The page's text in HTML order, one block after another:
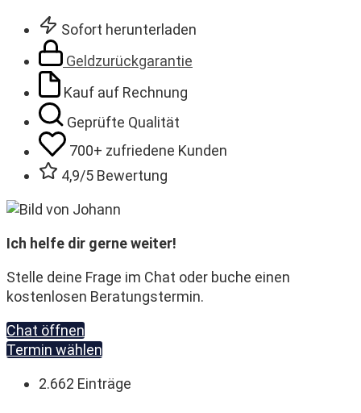
Sofort herunterladen
Geldzurückgarantie
Kauf auf Rechnung
Geprüfte Qualität
700+ zufriedene Kunden​
4,9/5 Bewertung
Ich helfe dir gerne weiter!
Stelle deine Frage im Chat oder buche einen
kostenlosen Beratungstermin.
Chat öffnen
Termin wählen
2.662 Einträge